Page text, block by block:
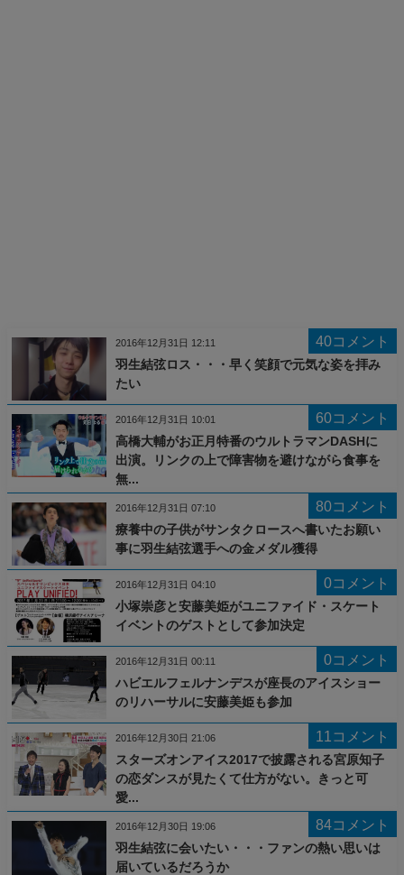
40コメント
羽生結弦ロス・・・早く笑顔で元気な姿を拝み
たい
2016年12月31日 12:11
60コメント
高橋大輔がお正月特番のウルトラマンDASHに
出演。リンクの上で障害物を避けながら食事を
無...
2016年12月31日 10:01
80コメント
療養中の子供がサンタクロースへ書いたお願い
事に羽生結弦選手への金メダル獲得
2016年12月31日 07:10
0コメント
小塚崇彦と安藤美姫がユニファイド・スケート
イベントのゲストとして参加決定
2016年12月31日 04:10
0コメント
ハビエルフェルナンデスが座長のアイスショー
のリハーサルに安藤美姫も参加
2016年12月31日 00:11
11コメント
スターズオンアイス2017で披露される宮原知子
の恋ダンスが見たくて仕方がない。きっと可
愛...
2016年12月30日 21:06
84コメント
羽生結弦に会いたい・・・ファンの熱い思いは
届いているだろうか
2016年12月30日 19:06